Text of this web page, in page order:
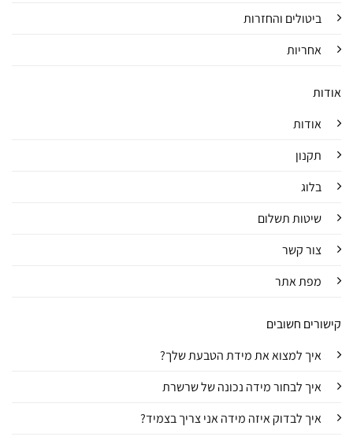
ביטולים והחזרות
אחריות
אודות
אודות
תקנון
בלוג
שיטות תשלום
צור קשר
מפת אתר
קישורים חשובים
איך למצוא את מידת הטבעת שלך?
איך לבחור מידה נכונה של שרשרת
איך לבדוק איזה מידה אני צריך בצמיד?